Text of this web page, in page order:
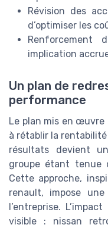
Révision des
d’optimiser les
Renforcement
implication
Un plan de
performance
Le plan mis en
à rétablir la
résultats devient
groupe étant tenue
Cette approche,
renault, impose
l’entreprise.
visible : nissan